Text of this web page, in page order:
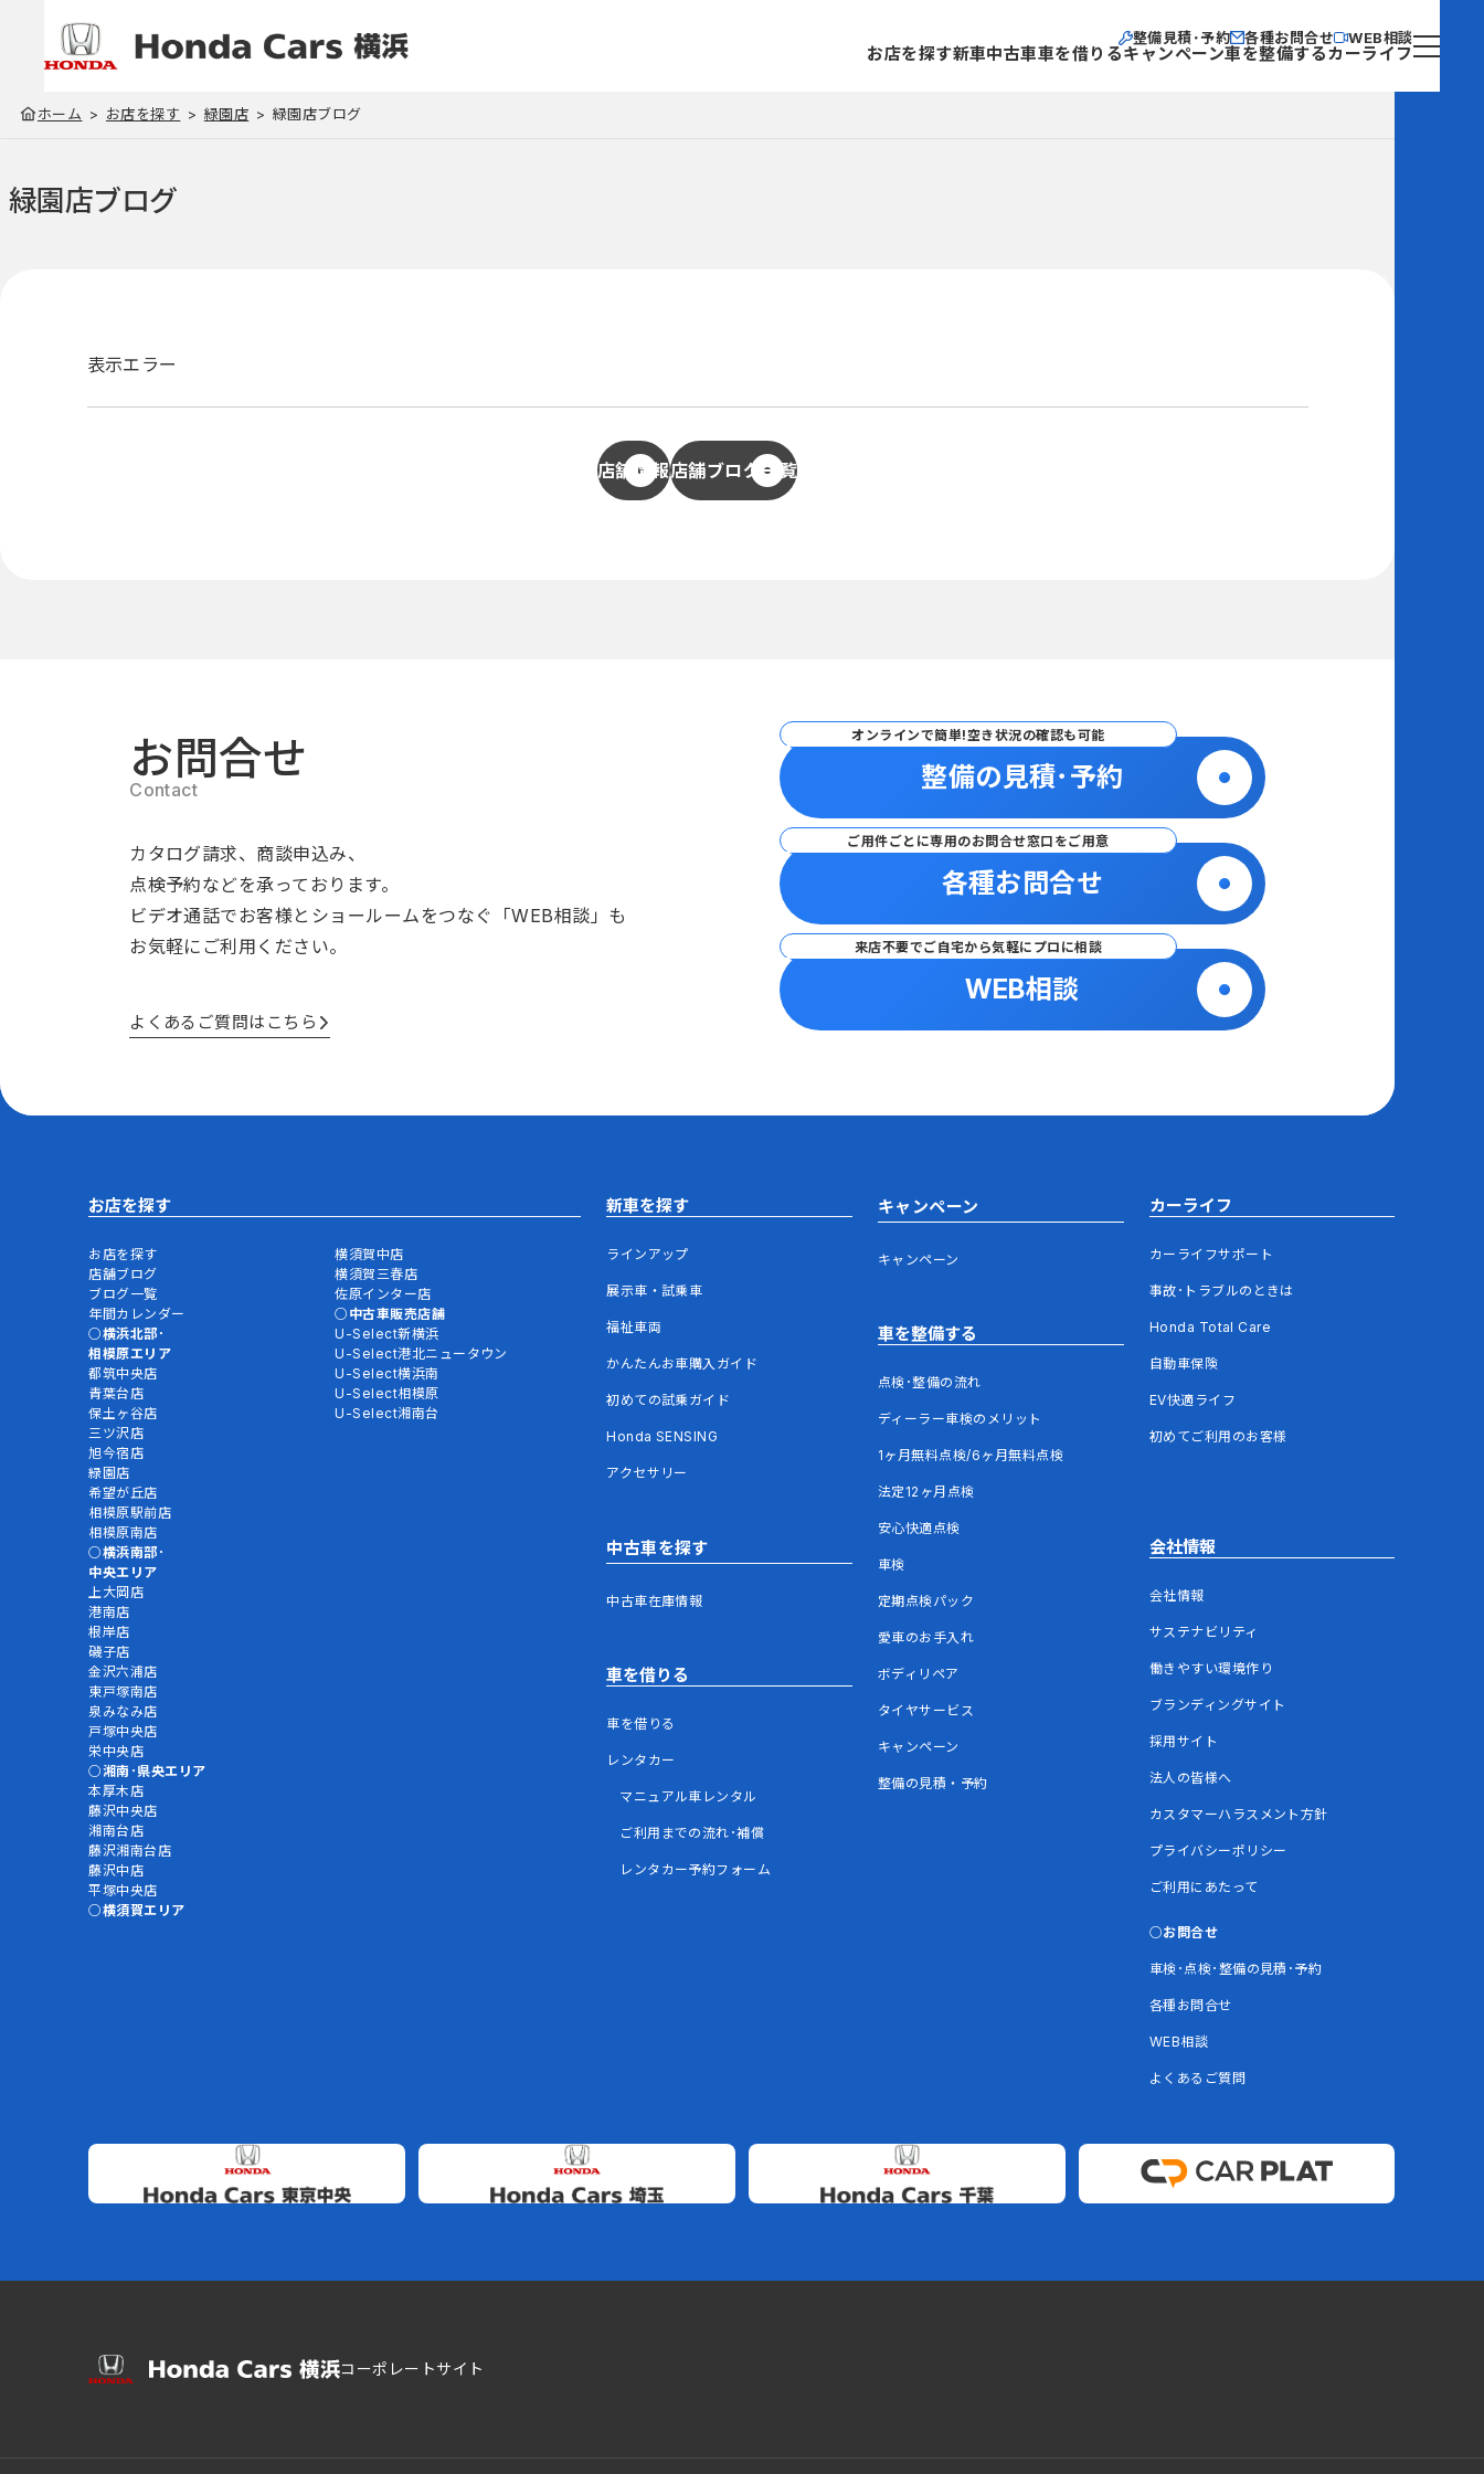
整備見積･予約 各種お問合せ WEB相談
お店を探す新車中古車車を借りるキャンペーン車を整備するカーライフ
ホーム お店を探す 緑園店 緑園店ブログ
緑園店ブログ
表示エラー
店舗情報店舗ブログ一覧
お問合せ
カタログ請求、商談申込み、
点検予約などを承っております。
ビデオ通話でお客様とショールームをつなぐ
「WEB相談」も
お気軽にご利用ください。
よくあるご質問はこちら
オンラインで簡単!空き状況の確認も可能
整備の見積･予約
ご用件ごとに専用のお問合せ窓口をご用意
各種お問合せ
来店不要でご自宅から気軽にプロに相談
WEB相談
お店を探す
お店を探す
店舗ブログ
ブログ一覧
年間カレンダー
横浜北部･
相模原エリア
都筑中央店
青葉台店
保土ヶ谷店
三ツ沢店
旭今宿店
緑園店
希望が丘店
相模原駅前店
相模原南店
横浜南部･
中央エリア
上大岡店
港南店
根岸店
磯子店
金沢六浦店
東戸塚南店
泉みなみ店
戸塚中央店
栄中央店
湘南･県央エリア
本厚木店
藤沢中央店
湘南台店
藤沢湘南台店
藤沢中店
平塚中央店
横須賀エリア
横須賀中店
横須賀三春店
佐原インター店
中古車販売店舗
U-Select新横浜
U-Select港北ニュータウン
U-Select横浜南
U-Select相模原
U-Select湘南台
新車を探す
ラインアップ
展示車・試乗車
福祉車両
かんたんお車購入ガイド
初めての試乗ガイド
Honda SENSING
アクセサリー
中古車を探す
中古車在庫情報
車を借りる
車を借りる
レンタカー
マニュアル車レンタル
ご利用までの流れ･補償
レンタカー予約フォーム
キャンペーン
キャンペーン
車を整備する
点検･整備の流れ
ディーラー車検のメリット
1ヶ月無料点検/6ヶ月無料点検
法定12ヶ月点検
安心快適点検
車検
定期点検パック
愛車のお手入れ
ボディリペア
タイヤサービス
キャンペーン
整備の見積・予約
カーライフ
カーライフサポート
事故･トラブルのときは
Honda Total Care
自動車保険
EV快適ライフ
初めてご利用のお客様
会社情報
会社情報
サステナビリティ
働きやすい環境作り
ブランディングサイト
採用サイト
法人の皆様へ
カスタマーハラスメント方針
プライバシーポリシー
ご利用にあたって
お問合せ
車検･点検･整備の見積･予約
各種お問合せ
WEB相談
よくあるご質問
コーポレートサイト